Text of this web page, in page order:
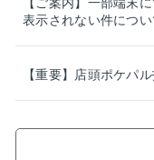
【ご案内】一部端末
表示されない件につい
【重要】店頭ポケパ